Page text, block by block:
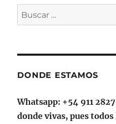
Buscar
por:
DONDE ESTAMOS
Whatsapp: +54 911
donde vivas, pues